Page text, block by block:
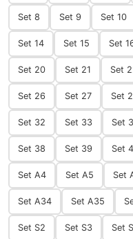
Set 8 Set 9 Set 10
Set 14 Set 15 Set
Set 20 Set 21 Set
Set 26 Set 27 Set
Set 32 Set 33 Set
Set 38 Set 39 Set
Set A4 Set A5 Set
Set A34 Set A35
Set S2 Set S3 Set